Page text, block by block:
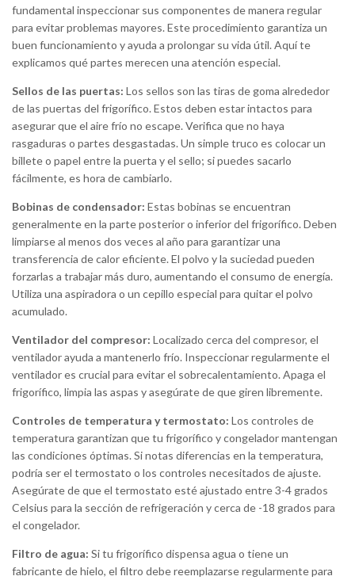
fundamental inspeccionar sus componentes de manera regular
para evitar problemas mayores. Este procedimiento garantiza un
buen funcionamiento y ayuda a prolongar su vida útil. Aquí te
explicamos qué partes merecen una atención especial.
Sellos de las puertas: Los sellos son las tiras de goma alrededor
de las puertas del frigorífico. Estos deben estar intactos para
asegurar que el aire frío no escape. Verifica que no haya
rasgaduras o partes desgastadas. Un simple truco es colocar un
billete o papel entre la puerta y el sello; si puedes sacarlo
fácilmente, es hora de cambiarlo.
Bobinas de condensador: Estas bobinas se encuentran
generalmente en la parte posterior o inferior del frigorífico. Deben
limpiarse al menos dos veces al año para garantizar una
transferencia de calor eficiente. El polvo y la suciedad pueden
forzarlas a trabajar más duro, aumentando el consumo de energía.
Utiliza una aspiradora o un cepillo especial para quitar el polvo
acumulado.
Ventilador del compresor: Localizado cerca del compresor, el
ventilador ayuda a mantenerlo frío. Inspeccionar regularmente el
ventilador es crucial para evitar el sobrecalentamiento. Apaga el
frigorífico, limpia las aspas y asegúrate de que giren libremente.
Controles de temperatura y termostato: Los controles de
temperatura garantizan que tu frigorífico y congelador mantengan
las condiciones óptimas. Si notas diferencias en la temperatura,
podría ser el termostato o los controles necesitados de ajuste.
Asegúrate de que el termostato esté ajustado entre 3-4 grados
Celsius para la sección de refrigeración y cerca de -18 grados para
el congelador.
Filtro de agua: Si tu frigorífico dispensa agua o tiene un
fabricante de hielo, el filtro debe reemplazarse regularmente para